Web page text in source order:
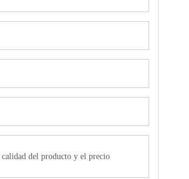
calidad del producto y el precio